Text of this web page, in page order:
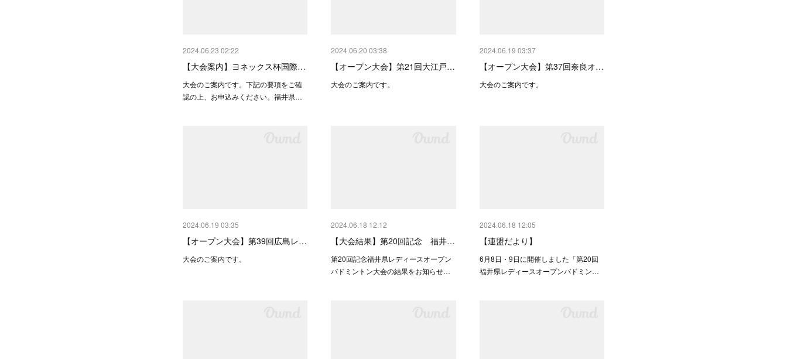
2024.06.23 02:22
【大会案内】ヨネックス杯国際…
大会のご案内です。下記の要項をご確
認の上、お申込みください。福井県…
2024.06.20 03:38
【オープン大会】第21回大江戸…
大会のご案内です。
2024.06.19 03:37
【オープン大会】第37回奈良オ…
大会のご案内です。
2024.06.19 03:35
【オープン大会】第39回広島レ…
大会のご案内です。
2024.06.18 12:12
【大会結果】第20回記念 福井…
第20回記念福井県レディースオープン
バドミントン大会の結果をお知らせ…
2024.06.18 12:05
【連盟だより】
6月8日・9日に開催しました「第20回
福井県レディースオープンバドミン…